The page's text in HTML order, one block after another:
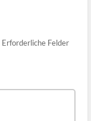
Erforderliche Felder